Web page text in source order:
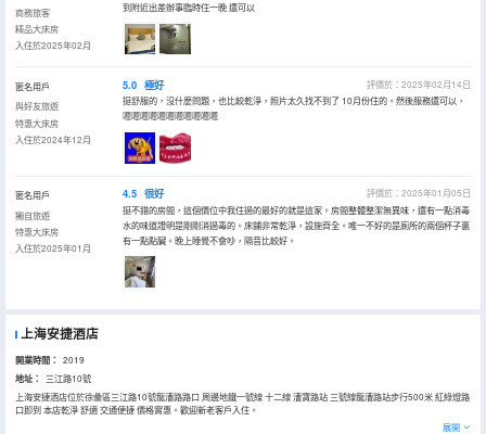
商務旅客
精品大床房
入住於2025年02月
到附近出差辦事臨時住一晚 還可以
匿名用戶
與好友旅遊
特惠大床房
入住於2024年12月
5.0 極好
評價於：2025年02月14日
挺舒服的，沒什麼問題，也比較乾淨，照片太久找不到了 10月份住的。然後服務還可以，
嗯嗯嗯嗯嗯嗯嗯嗯嗯嗯嗯
匿名用戶
獨自旅遊
特惠大床房
入住於2025年01月
4.5 很好
評價於：2025年01月05日
挺不錯的房間，這個價位中我住過的最好的就是這家。房間整體整潔無異味，還有一點消毒
水的味道證明是剛剛消過毒的。床鋪非常乾淨，設施齊全。唯一不好的是廁所的兩個杯子裏
有一點點臟。晚上睡覺不會吵，隔音比較好。
上海安捷酒店
開業時間： 2019
地址：
三江路10號
上海安捷酒店位於徐彙區三江路10號龍漕路路口 周邊地鐵一號線 十二線 漕寶路站 三號線龍漕路站步行500米 紅綠燈路
口即到 本店乾淨 舒適 交通便捷 價格實惠。歡迎新老客戶入住。
展開